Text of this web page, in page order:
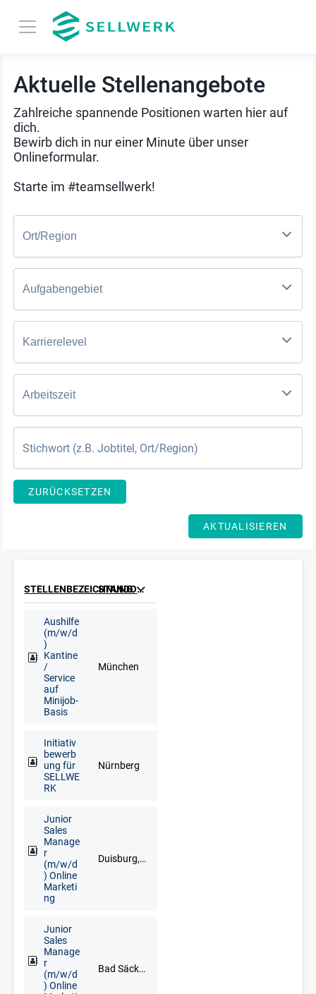
Aktuelle Stellenangebote
Zahlreiche spannende Positionen warten hier auf
dich.
Bewirb dich in nur einer Minute über unser
Onlineformular.
Starte im #teamsellwerk!
Ort/Region
Aufgabengebiet
Karrierelevel
Arbeitszeit
ZURÜCKSETZEN
AKTUALISIEREN
STELLENBEZEICHNUNG STANDORT
Aushilfe
(m/w/d
)
Kantine
/
Service
auf
Minijob-
Basis
München
Initiativ
bewerb
ung für
SELLWE
RK
Nürnberg
Junior
Sales
Manage
r
(m/w/d
) Online
Marketi
ng
Duisburg, Düsseldorf, Goch, Kleve, Krefeld, Meerbusch, Remscheid, Solingen, Wuppertal
Junior
Sales
Manage
r
(m/w/d
) Online
Bad Säckingen, Freiburg im Breisgau, Lörrach, Waldshut-Tiengen